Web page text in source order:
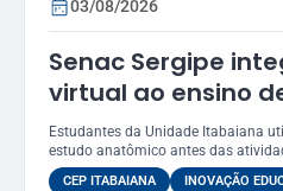
03/08/2026
Senac Sergipe
virtual ao ensino
curso de
Estudantes da Unidade Itabaiana
estudo anatômico antes das
CEP ITABAIANA
INOVAÇÃO